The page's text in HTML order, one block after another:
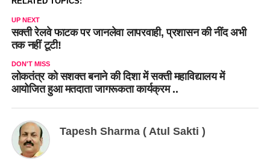
UP NEXT
सक्ती रेलवे फाटक पर जानलेवा लापरवाही, प्रशासन की नींद अभी
तक नहीं टूटी!
DON'T MISS
लोकतंत्र को सशक्त बनाने की दिशा में सक्ती महाविद्यालय में
आयोजित हुआ मतदाता जागरूकता कार्यक्रम ..
Tapesh Sharma ( Atul Sakti )